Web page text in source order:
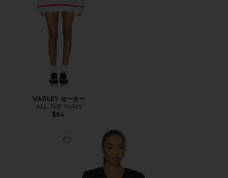
VARLEY セーター
ALL THE WAYS
$64
Favorite ISLA ブレザー